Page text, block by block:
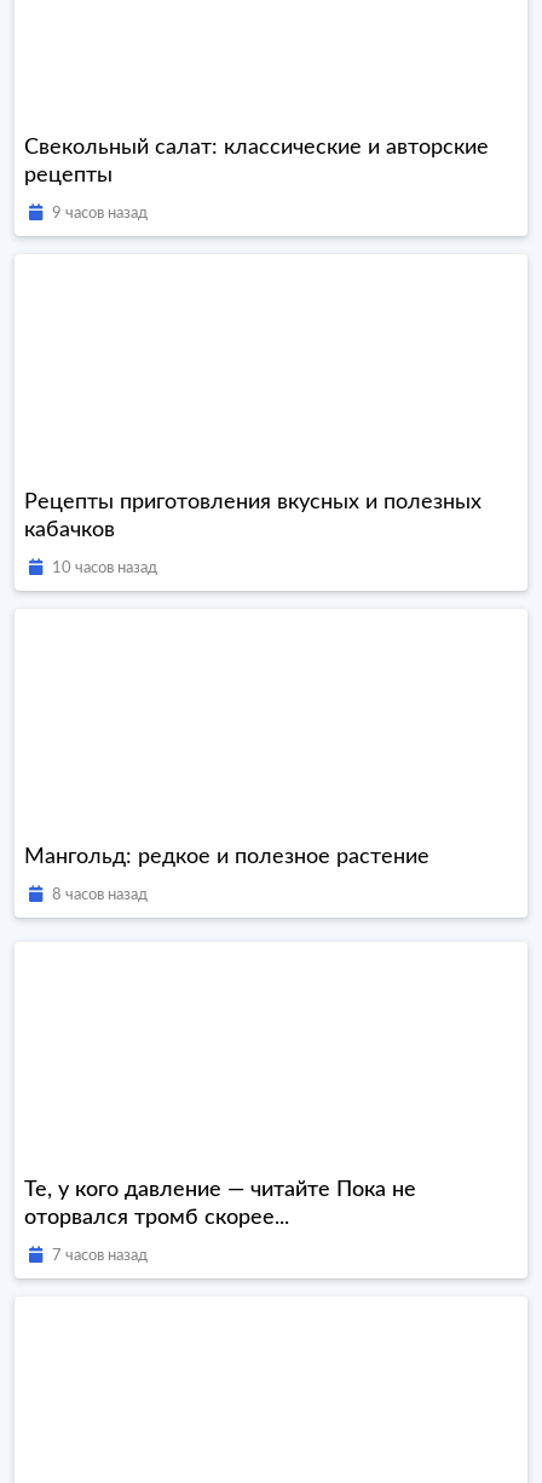
Свекольный салат: классические и авторские
рецепты
9 часов назад
Рецепты приготовления вкусных и полезных
кабачков
10 часов назад
Мангольд: редкое и полезное растение
8 часов назад
Те, у кого давление — читайте Пока не
оторвался тромб скорее...
7 часов назад